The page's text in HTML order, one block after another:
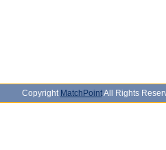
Copyright MatchPointAll Rights